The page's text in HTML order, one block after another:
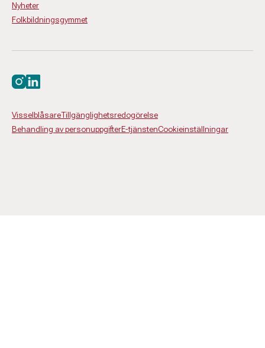
Nyheter
Folkbildningsgymmet
VisselblåsareTillgänglighetsredogörelse
Behandling av personuppgifterE-tjänstenCookieinställningar
Besök oss på instagram
Besök oss på linkedin